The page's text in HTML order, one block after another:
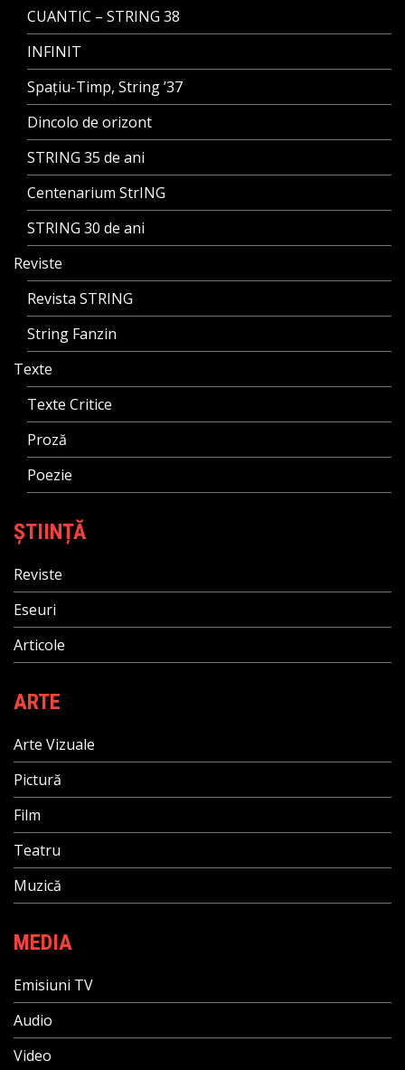
CUANTIC – STRING 38
INFINIT
Spațiu-Timp, String ’37
Dincolo de orizont
STRING 35 de ani
Centenarium StrING
STRING 30 de ani
Reviste
Revista STRING
String Fanzin
Texte
Texte Critice
Proză
Poezie
ȘTIINȚĂ
Reviste
Eseuri
Articole
ARTE
Arte Vizuale
Pictură
Film
Teatru
Muzică
MEDIA
Emisiuni TV
Audio
Video